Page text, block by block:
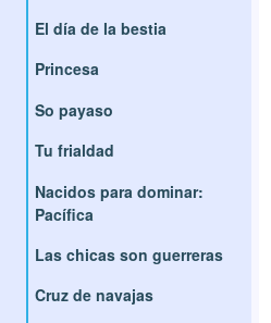
El día de la bestia
Princesa
So payaso
Tu frialdad
Nacidos para dominar:
Pacífica
Las chicas son guerreras
Cruz de navajas